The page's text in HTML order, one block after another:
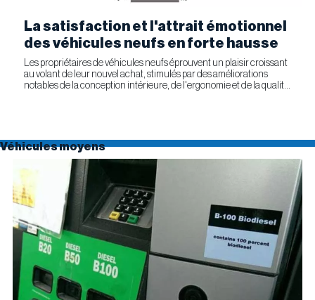
La satisfaction et l'attrait émotionnel
des véhicules neufs en forte hausse
Les propriétaires de véhicules neufs éprouvent un plaisir croissant
au volant de leur nouvel achat, stimulés par des améliorations
notables de la conception intérieure, de l'ergonomie et de la qualité
Véhicules moyens